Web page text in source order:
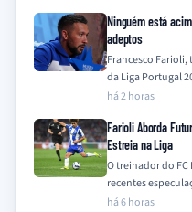
Ninguém está
adeptos
Francesco
da Liga Portugal
interesses do
há 2 horas
Farioli Aborda
Estreia na Liga
O treinador do
recentes
Rodrigo Mora em
há 6 horas